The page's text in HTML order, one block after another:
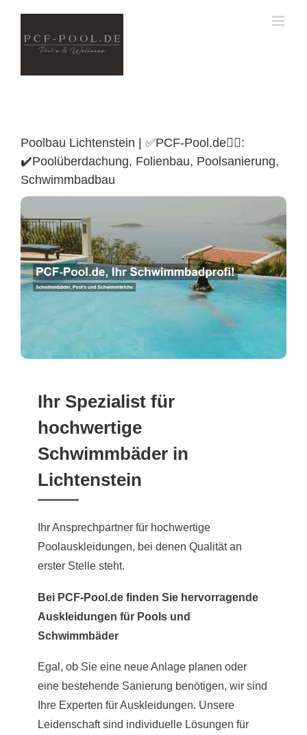
content
Poolbau Lichtenstein | ✅PCF-Pool.de🏊🏼:
✔️Poolüberdachung, Folienbau, Poolsanierung,
Schwimmbadbau
Ihr Spezialist für
hochwertige
Schwimmbäder in
Lichtenstein
Ihr Ansprechpartner für hochwertige
Poolauskleidungen, bei denen Qualität an
erster Stelle steht.
Bei PCF-Pool.de finden Sie hervorragende
Auskleidungen für Pools und
Schwimmbäder
Egal, ob Sie eine neue Anlage planen oder
eine bestehende Sanierung benötigen, wir sind
Ihre Experten für Auskleidungen. Unsere
Leidenschaft sind individuelle Lösungen für